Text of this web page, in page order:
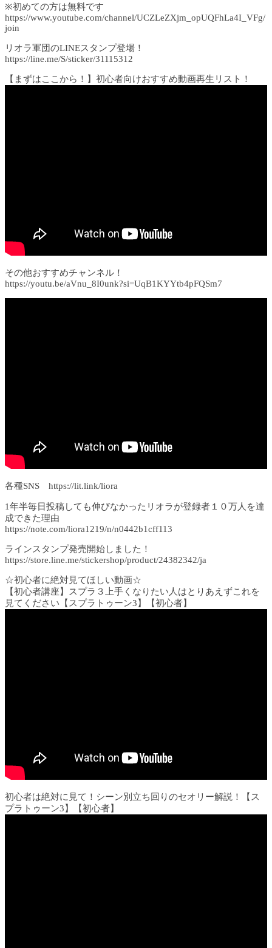
※初めての方は無料です
https://www.youtube.com/channel/UCZLeZXjm_opUQFhLa4I_VFg/
join
リオラ軍団のLINEスタンプ登場！
https://line.me/S/sticker/31115312
【まずはここから！】初心者向けおすすめ動画再生リスト！
その他おすすめチャンネル！
https://youtu.be/aVnu_8I0unk?si=UqB1KYYtb4pFQSm7
各種SNS https://lit.link/liora
1年半毎日投稿しても伸びなかったリオラが登録者１０万人を達
成できた理由
https://note.com/liora1219/n/n0442b1cff113
ラインスタンプ発売開始しました！
https://store.line.me/stickershop/product/24382342/ja
☆初心者に絶対見てほしい動画☆
【初心者講座】スプラ３上手くなりたい人はとりあえずこれを
見てください【スプラトゥーン3】【初心者】
初心者は絶対に見て！シーン別立ち回りのセオリー解説！【ス
プラトゥーン3】【初心者】